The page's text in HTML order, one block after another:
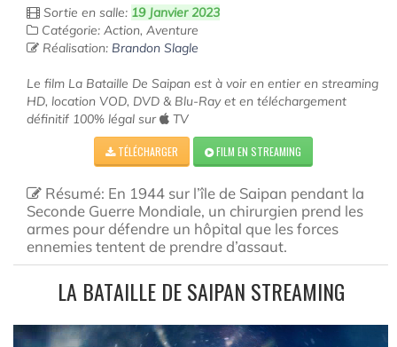
Sortie en salle: 19 Janvier 2023
Catégorie: Action, Aventure
Réalisation: Brandon Slagle
Le film La Bataille De Saipan est à voir en entier en streaming
HD, location VOD, DVD & Blu-Ray et en téléchargement
définitif 100% légal sur
TV
TÉLÉCHARGER FILM EN STREAMING
Résumé: En 1944 sur l’île de Saipan pendant la
Seconde Guerre Mondiale, un chirurgien prend les
armes pour défendre un hôpital que les forces
ennemies tentent de prendre d’assaut.
LA BATAILLE DE SAIPAN STREAMING